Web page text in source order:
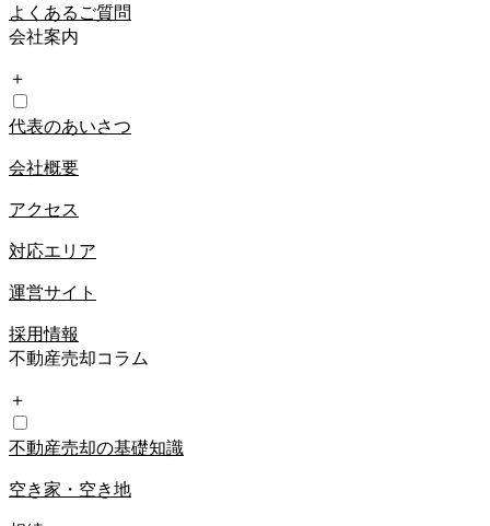
よくあるご質問
会社案内
＋
代表のあいさつ
会社概要
アクセス
対応エリア
運営サイト
採用情報
不動産売却コラム
＋
不動産売却の基礎知識
空き家・空き地